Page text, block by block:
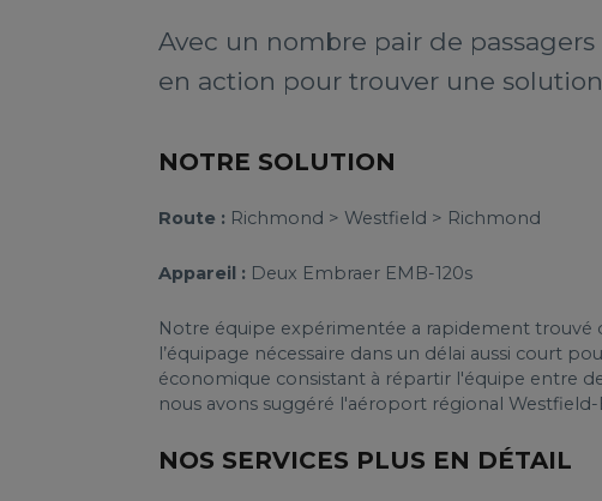
Avec un nombre pair de
en action pour trouver une
NOTRE SOLUTION
Route : Richmond > Westfield > Richmond
Appareil : Deux Embraer EMB-120s
Notre équipe expérimentée a rapidement trouvé
l’équipage nécessaire dans un délai aussi court
économique consistant à répartir l'équipe entre
nous avons suggéré l'aéroport régional
NOS SERVICES PLUS EN DÉTAIL